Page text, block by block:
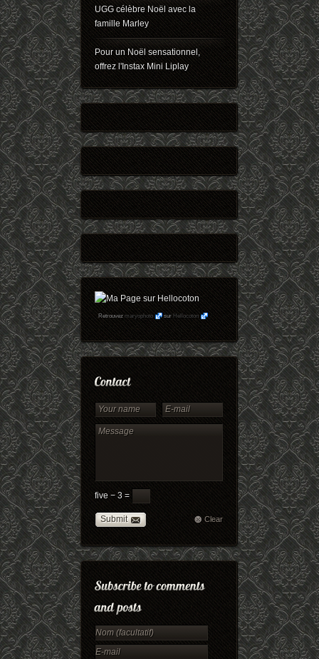
UGG célèbre Noël avec la
famille Marley
Pour un Noël sensationnel,
offrez l'Instax Mini Liplay
Retrouvezmaryophoto surHellocoton
five − 3 =
Submit Clear